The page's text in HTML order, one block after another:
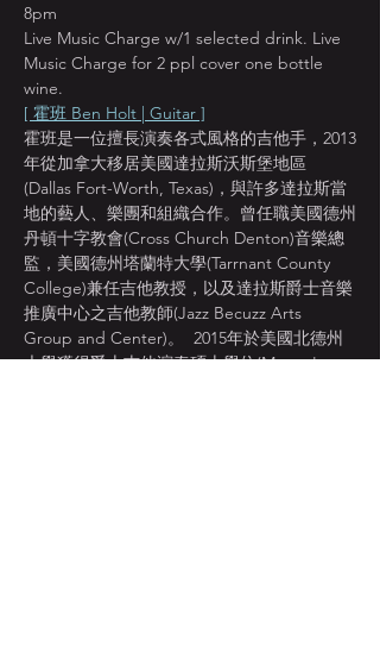
8pm
Live Music Charge w/1 selected drink. Live
Music Charge for 2 ppl cover one bottle
wine.
[ 霍班 Ben Holt | Guitar ]
霍班是一位擅長演奏各式風格的吉他手，2013
年從加拿大移居美國達拉斯沃斯堡地區
(Dallas Fort-Worth, Texas)，與許多達拉斯當
地的藝人、樂團和組織合作。曾任職美國德州
丹頓十字教會(Cross Church Denton)音樂總
監，美國德州塔蘭特大學(Tarrnant County
College)兼任吉他教授，以及達拉斯爵士音樂
推廣中心之吉他教師(Jazz Becuzz Arts
Group and Center)。  2015年於美國北德州
大學獲得爵士吉他演奏碩士學位(Master's